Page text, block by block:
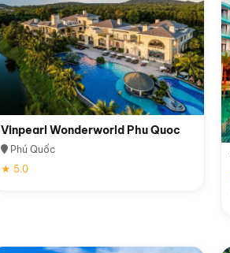
Vinpearl Wonderworld Phu Quoc
Phú Quốc
★ 5.0